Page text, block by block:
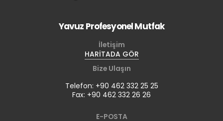
Yavuz Profesyonel Mutfak
İletişim
HARİTADA GÖR
Bize Ulaşın
Telefon: +90 462 332 25 25
Fax: +90 462 332 26 26
E-POSTA